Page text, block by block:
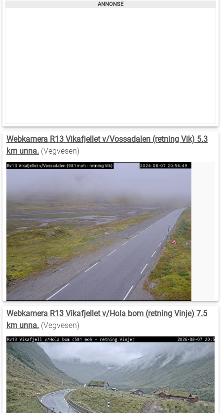
Webkamera R13 Vikafjellet v/Vossadalen (retning Vik) 5.3
km unna. (Vegvesen)
Webkamera R13 Vikafjellet v/Hola bom (retning Vinje) 7.5
km unna. (Vegvesen)